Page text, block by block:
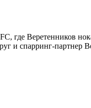
где Веретенников
и спарринг-партнер